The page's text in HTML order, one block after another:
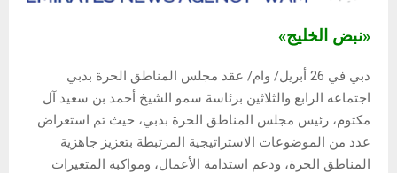
«نبض الخليج»
دبي في 26 أبريل/ وام/ عقد مجلس المناطق الحرة بدبي
اجتماعه الرابع والثلاثين برئاسة سمو الشيخ أحمد بن سعيد آل
مكتوم، رئيس مجلس المناطق الحرة بدبي، حيث تم استعراض
عدد من الموضوعات الاستراتيجية المرتبطة بتعزيز جاهزية
المناطق الحرة، ودعم استدامة الأعمال، ومواكبة المتغيرات